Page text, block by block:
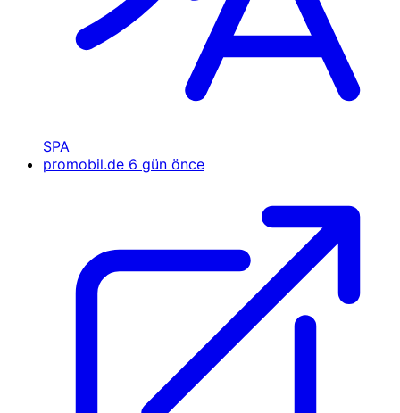
SPA
promobil.de 6 gün önce